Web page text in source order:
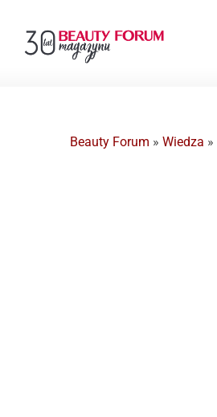
Beauty Forum » Wiedza »